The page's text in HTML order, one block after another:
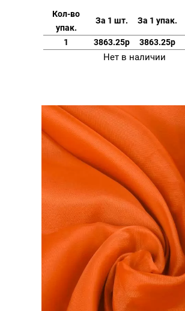
Кол-во
упак.
За 1 шт. За 1 упак.
1 3863.25р 3863.25р
Нет в наличии